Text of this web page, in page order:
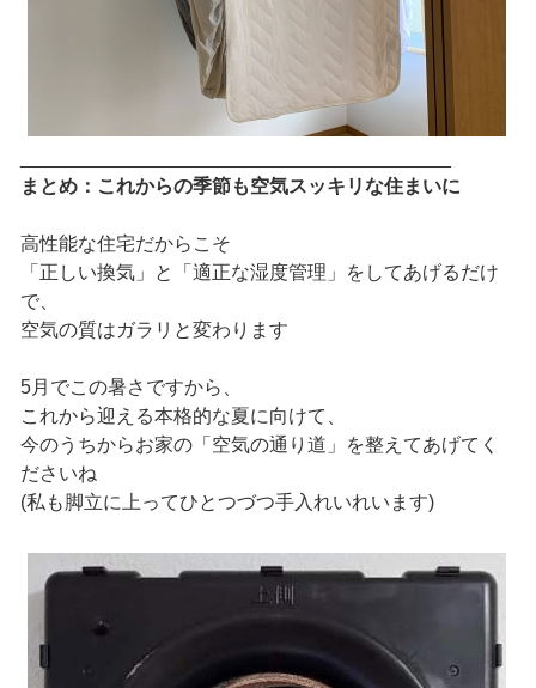
まとめ：これからの季節も空気スッキリな住まいに
高性能な住宅だからこそ
「正しい換気」と「適正な湿度管理」をしてあげるだけ
で、
空気の質はガラリと変わります
5月でこの暑さですから、
これから迎える本格的な夏に向けて、
今のうちからお家の「空気の通り道」を整えてあげてく
ださいね
(私も脚立に上ってひとつづつ手入れいれいます)